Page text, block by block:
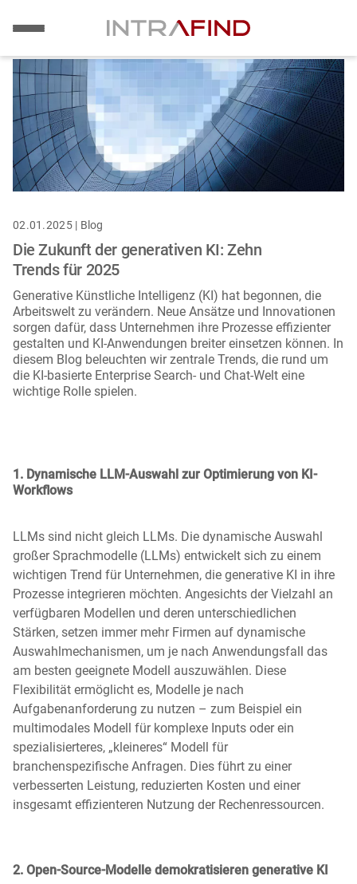
Direkt
Inhalt
Bild
02.01.2025 | Blog
Die Zukunft der generativen KI: Zehn
Trends für 2025
Generative Künstliche Intelligenz (KI) hat begonnen, die
Arbeitswelt zu verändern. Neue Ansätze und Innovationen
sorgen dafür, dass Unternehmen ihre Prozesse effizienter
gestalten und KI-Anwendungen breiter einsetzen können. In
diesem Blog beleuchten wir zentrale Trends, die rund um
die KI-basierte Enterprise Search- und Chat-Welt eine
wichtige Rolle spielen.
1. Dynamische LLM-Auswahl zur Optimierung von KI-
Workflows
LLMs sind nicht gleich LLMs. Die dynamische Auswahl
großer Sprachmodelle (LLMs) entwickelt sich zu einem
wichtigen Trend für Unternehmen, die generative KI in ihre
Prozesse integrieren möchten. Angesichts der Vielzahl an
verfügbaren Modellen und deren unterschiedlichen
Stärken, setzen immer mehr Firmen auf dynamische
Auswahlmechanismen, um je nach Anwendungsfall das
am besten geeignete Modell auszuwählen. Diese
Flexibilität ermöglicht es, Modelle je nach
Aufgabenanforderung zu nutzen – zum Beispiel ein
multimodales Modell für komplexe Inputs oder ein
spezialisierteres, „kleineres“ Modell für
branchenspezifische Anfragen. Dies führt zu einer
verbesserten Leistung, reduzierten Kosten und einer
insgesamt effizienteren Nutzung der Rechenressourcen.
2. Open-Source-Modelle demokratisieren generative KI